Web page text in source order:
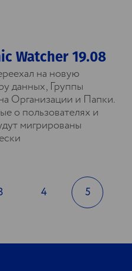
Watcher 19.08
на новую
данных, Группы
Организации и Папки.
о пользователях и
мигрированы
4 5